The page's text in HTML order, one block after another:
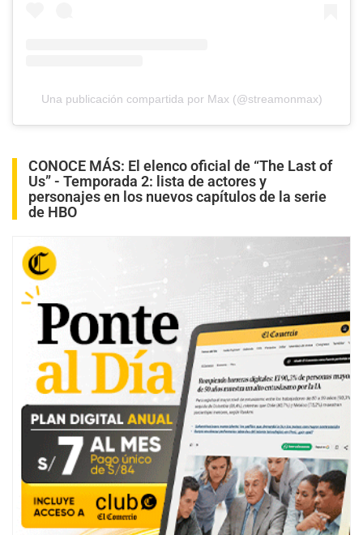
Una publicación compartida por Max (@streamonmax)
CONOCE MÁS: El elenco oficial de “The Last of
Us” - Temporada 2: lista de actores y
personajes en los nuevos capítulos de la serie
de HBO